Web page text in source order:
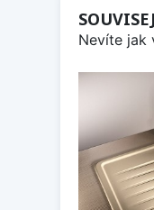
Nevíte jak